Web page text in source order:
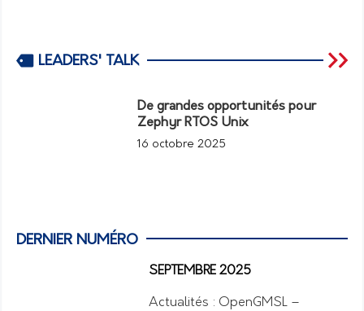
LEADERS' TALK
De grandes opportunités pour
Zephyr RTOS Unix
16 octobre 2025
DERNIER NUMÉRO
SEPTEMBRE 2025
Actualités : OpenGMSL –